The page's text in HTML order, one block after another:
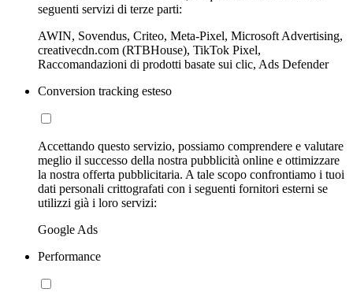
seguenti servizi di terze parti:
AWIN, Sovendus, Criteo, Meta-Pixel, Microsoft Advertising,
creativecdn.com (RTBHouse), TikTok Pixel,
Raccomandazioni di prodotti basate sui clic, Ads Defender
Conversion tracking esteso
Accettando questo servizio, possiamo comprendere e valutare
meglio il successo della nostra pubblicità online e ottimizzare
la nostra offerta pubblicitaria. A tale scopo confrontiamo i tuoi
dati personali crittografati con i seguenti fornitori esterni se
utilizzi già i loro servizi:
Google Ads
Performance